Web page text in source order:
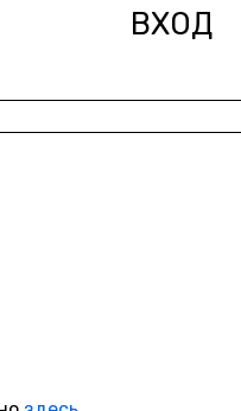
ВХОД